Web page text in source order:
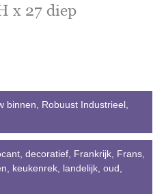
x 27 diep
binnen Robuust Industrieel
decoratief Frankrijk Frans
keukenrek landelijk oud